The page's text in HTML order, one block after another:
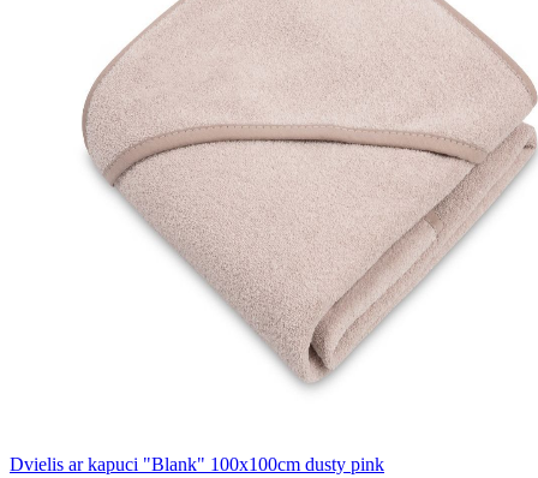
Dvielis ar kapuci "Blank" 100x100cm dusty pink